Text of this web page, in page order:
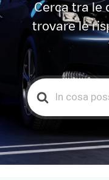
Cerca tra le
trovare le
Search
For